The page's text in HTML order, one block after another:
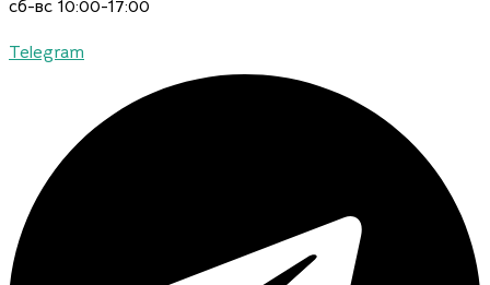
сб-вс 10:00-17:00
Telegram